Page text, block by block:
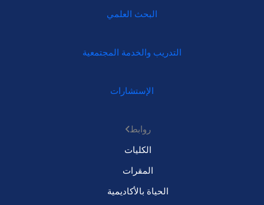
البحث العلمي
التدريب والخدمة المجتمعية
الإستشارات
روابط
الكليات
المقرات
الحياة بالأكاديمية